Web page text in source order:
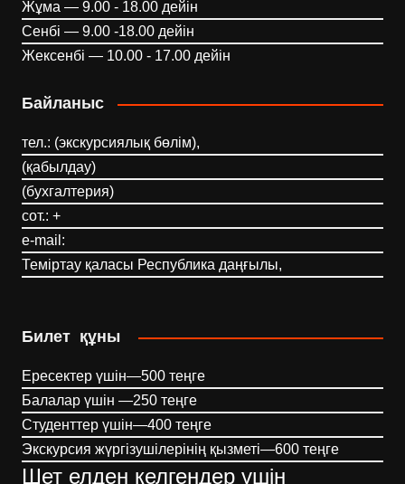
Жұма — 9.00 - 18.00 дейін
Сенбі — 9.00 -18.00 дейін
Жексенбі — 10.00 - 17.00 дейін
Байланыс
тел.: (экскурсиялық бөлім),
(қабылдау)
(бухгалтерия)
сот.: +
e-mail:
Теміртау қаласы Республика даңғылы,
Билет құны
Ересектер үшін—500 теңге
Балалар үшін —250 теңге
Студенттер үшін—400 теңге
Экскурсия жүргізушілерінің қызметі—600 теңге
Шет елден келгендер үшін